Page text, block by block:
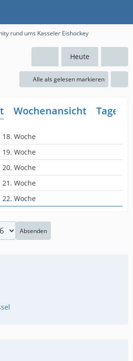
rund ums Kasseler Eishockey
Heute
Alle als gelesen markieren
Wochenansicht
18. Woche
19. Woche
20. Woche
21. Woche
22. Woche
Absenden